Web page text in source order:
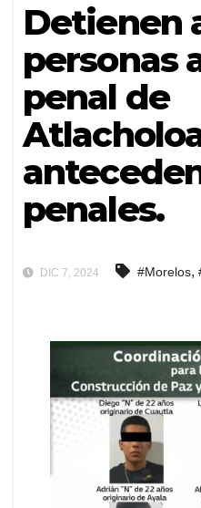
Detienen
personas
penal de
penales.
DIC 7, 2024 #Morelos,